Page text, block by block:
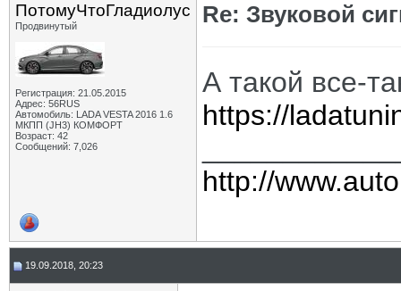
ПотомуЧтоГладиолус
Продвинутый
Регистрация: 21.05.2015
Адрес: 56RUS
Автомобиль: LADA VESTA 2016 1.6
МКПП (JH3) КОМФОРТ
Возраст: 42
Сообщений: 7,026
Re: Звуковой
А такой все-
https://
http://
19.09.2018, 20:23